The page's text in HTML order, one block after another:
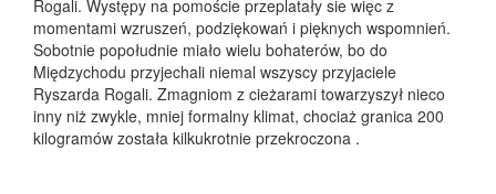
Rogali. Występy na pomoście przeplatały sie więc z
momentami wzruszeń, podziękowań i pięknych wspomnień.
Sobotnie popołudnie miało wielu bohaterów, bo do
Międzychodu przyjechali niemal wszyscy przyjaciele
Ryszarda Rogali. Zmagniom z cieżarami towarzyszył nieco
inny niż zwykle, mniej formalny klimat, chociaż granica 200
kilogramów została kilkukrotnie przekroczona .